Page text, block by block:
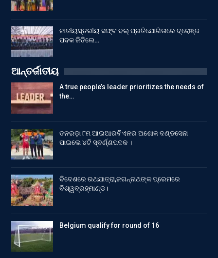
ଜାତୀୟସ୍ତରୀୟ ସଫ୍ଟ ବଲ୍ ପ୍ରତିଯୋଗିତାରେ ବ୍ରୋଞ୍ଜ
ପଦକ ଜିତିଲେ…
ଆନ୍ତର୍ଜାତୀୟ
A true people’s leader prioritizes the needs of
the…
ତନରଡ଼ା ୮ମ ଆଇଆରବିଏନର ଅଶୋକ ଦଣ୍ଡସେନା
ପାଇଲେ ୪ଟି ସ୍ବର୍ଣ୍ଣପଦକ ।
ବିଦେଶରେ ରଥଯାତ୍ରା,ଜଗନ୍ନାଥଙ୍କ ପ୍ରେମରେ
ବିଶ୍ୱବ୍ରହ୍ମାଣ୍ଡ।
Belgium qualify for round of 16